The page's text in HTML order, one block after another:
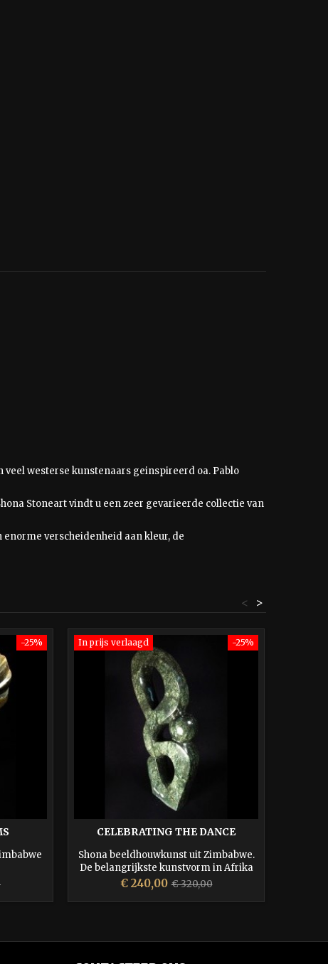
westerse kunstenaars geinspireerd oa. Pablo
Stoneart vindt u een zeer gevarieerde collectie van
verscheidenheid aan kleur, de
>
<
-25% -25%
In prijs verlaagd
CELEBRATING THE DANCE
Shona beeldhouwkunst uit Zimbabwe.
De belangrijkste kunstvorm in Afrika
van de 20e eeuw.
Prijs
€ 240,00 Normale
prijs
€ 320,00